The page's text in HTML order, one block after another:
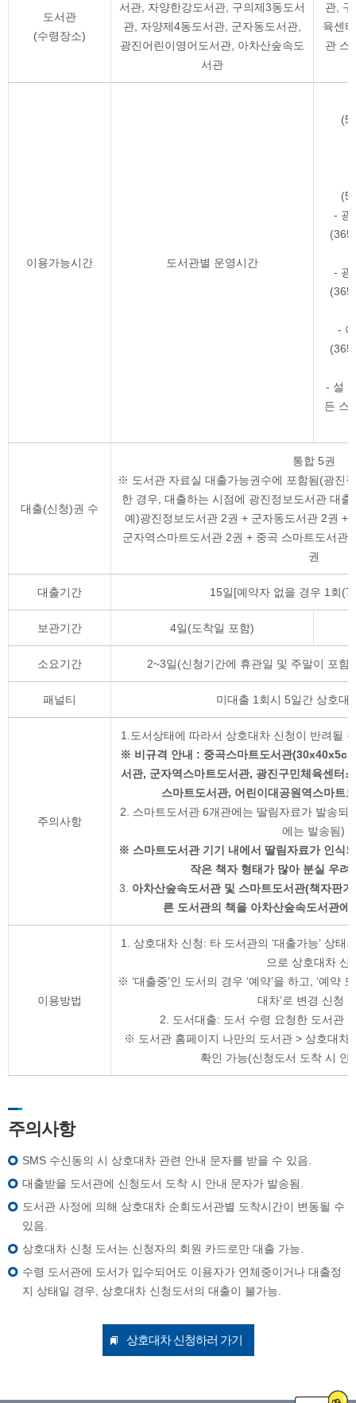
도서관
(수령장소)
서관, 자양한강도서관, 구의제3동도서
관, 자양제4동도서관, 군자동도서관,
광진어린이영어도서관, 아차산숲속도
서관
관,
육센
관 스
이용가능시간 도서관별 운영시간
- 광
(365
- 광
(365
-
(365
- 설
든 스
대출(신청)권 수
통합 5권
※ 도서관 자료실 대출가능권수에 포함됨(광진
한 경우, 대출하는 시점에 광진정보도서관 대
예)광진정보도서관 2권 + 군자동도서관 2권 +
군자역스마트도서관 2권 + 중곡 스마트도서관
권
대출기간 15일[예약자 없을 경우 1회(7
보관기간 4일(도착일 포함)
소요기간 2~3일(신청기간에 휴관일 및 주말이 포함
패널티 미대출 1회시 5일간 상호대
주의사항
1.도서상태에 따라서 상호대차 신청이 반려될
※ 비규격 안내 : 중곡스마트도서관
서관, 군자역스마트도서관, 광진구민체육센터
스마트도서관, 어린이대공원역스마트
2. 스마트도서관 6개관에는 딸림자료가 발송되
에는 발송됨)
※ 스마트도서관 기기 내에서 딸림자료가 인식
작은 책자 형태가 많아 분실 우려
3. 아차산숲속도서관 및 스마트도서관(책자판
른 도서관의 책을 아차산숲속도서관에
이용방법
1. 상호대차 신청: 타 도서관의 ‘대출가능’ 상태
으로 상호대차 신
※ ‘대출중’인 도서의 경우 ‘예약’을 하고, ‘예약
대차’로 변경 신청
2. 도서대출: 도서 수령 요청한 도서관
※ 도서관 홈페이지 나만의 도서관 > 상호대차
확인 가능(신청도서 도착 시 안
주의사항
SMS 수신동의 시 상호대차 관련 안내 문자를 받을 수 있음.
대출받을 도서관에 신청도서 도착 시 안내 문자가 발송됨.
도서관 사정에 의해 상호대차 순회도서관별 도착시간이 변동될 수
있음.
상호대차 신청 도서는 신청자의 회원 카드로만 대출 가능.
수령 도서관에 도서가 입수되어도 이용자가 연체중이거나 대출정
지 상태일 경우, 상호대차 신청도서의 대출이 불가능.
상호대차 신청하러 가기